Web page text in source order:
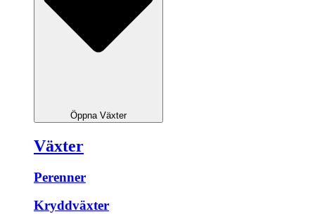
Öppna Växter
Växter
Perenner
Kryddväxter